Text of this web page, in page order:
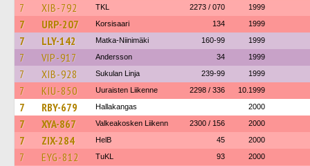
7 XIB-792 TKL 2273 / 070 1999
7 URP-207 Korsisaari 134 1999
7 LLY-142 Matka-Niinimäki 160-99 1999
7 VIP-917 Andersson 34 1999
7 XIB-928 Sukulan Linja 239-99 1999
7 KIU-850 Uuraisten Liikenne 2298 / 336 10.1999
7 RBY-679 Hallakangas 2000
7 XYA-867 Valkeakosken Liikenn 2300 / 156 2000
7 ZIX-284 HelB 45 2000
7 EYG-812 TuKL 93 2000